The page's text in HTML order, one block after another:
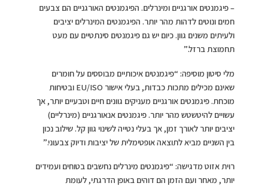
– פיגמנטים אורגניים ומינרלים. הפיגמנטים האורגניים הם צבעים
חמים ונוטים לדהות מהר יותר. הפיגמנטים המינרלים יציבים
ולעיתים משנים גוון. כיום יש גם פיגמנטים סינתטיים עם מעט
תחמוצת ברזל.”
מלי סיטון מוסיפה: “פיגמנטים איכותיים מבוססים על חומרים
שאינם מכילים מתכות כבדות, בעלי אישור EU/ISO ובטיחות
מוכחת. פיגמנטים אורגניים מעניקים גוונים חיים וטבעיים יותר, אך
עשויים להיטשטש מהר יותר. פיגמנטים אנאורגניים (מינרליים)
יציבים יותר לאורך זמן, אך בעלי נטייה לשינוי גוון קל. שילוב נכון
בין השניים מביא לתוצאה אופטימלית של יציבות ודיוק צבעוני.”
רוית אזוט מדגישה: “פיגמנטים מינרלים נחשבים בטוחים ועמידים
יותר, מאחר ועם הזמן הם דוהים באופן הדרגתי, לעומת